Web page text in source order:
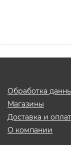
Обработка
Магазины
Доставка и
О компании